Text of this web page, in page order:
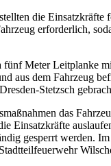
die
erforderlich,
Meter
aus dem Fahrzeug
Stetzsch
das
Einsatzkräfte
gesperrt werden.